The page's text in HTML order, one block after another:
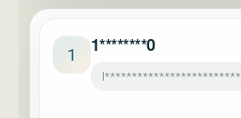
1 1********0